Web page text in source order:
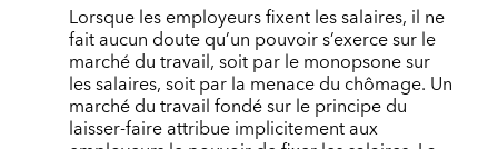
Lorsque les employeurs fixent les salaires, il ne
fait aucun doute qu’un pouvoir s’exerce sur le
marché du travail, soit par le monopsone sur
les salaires, soit par la menace du chômage. Un
marché du travail fondé sur le principe du
laisser-faire attribue implicitement aux